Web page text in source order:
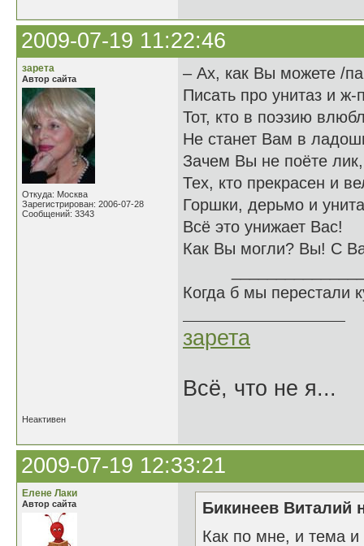
2009-07-19 11:22:46
зарета
Автор сайта
Откуда: Москва
Зарегистрирован: 2006-07-28
Сообщений: 3343
– Ах, как Вы можете /
Писать про унитаз и ж-
Тот, кто в поэзию
Не станет Вам в
Зачем Вы не поёте лик,
Тех, кто прекрасен и
Горшки, дерьмо и
Всё это унижает Вас!
Как Вы могли? Вы! С
Когда б мы перестали
зарета
Всё, что не я...
Неактивен
2009-07-19 12:33:21
Елене Лаки
Автор сайта
Бикинеев Виталий
Как по мне, и тема